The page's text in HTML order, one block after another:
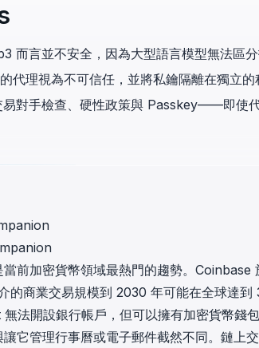
to
on-
chain investigations.
Crypto AML API
screening APIs for crypto
而言並不安全，因為大型語言模型無法區
代理視為不可信任，並將私鑰隔離在獨立的
對手檢查、硬性政策與 Passkey——即使
前加密貨幣領域最熱門的趨勢。Coinbase
的商業交易規模到 2030 年可能在全球達
法開設銀行帳戶，但可以擁有加密貨幣錢包
它管理行事曆或電子郵件截然不同。鏈上